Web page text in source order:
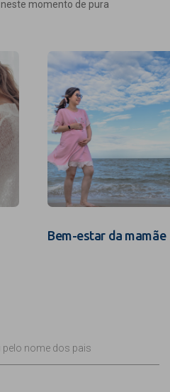
momento de pura
Bem-estar da mamãe
pelo nome dos pais